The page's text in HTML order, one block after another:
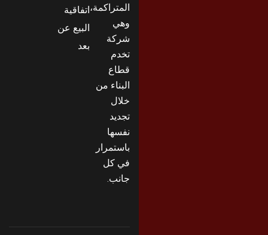
المتراكمة،
وهي
شركة
تخدم
قطاع
البناء من
خلال
تجديد
نفسها
باستمرار
في كل
جانب.
اتفاقية
البيع عن
بعد